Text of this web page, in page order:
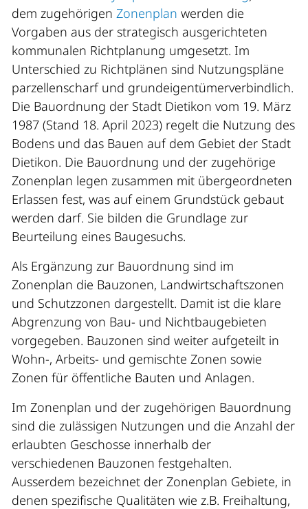
dem zugehörigen Zonenplan werden die
Vorgaben aus der strategisch ausgerichteten
kommunalen Richtplanung umgesetzt. Im
Unterschied zu Richtplänen sind Nutzungspläne
parzellenscharf und grundeigentümerverbindlich.
Die Bauordnung der Stadt Dietikon vom 19. März
1987 (Stand 18. April 2023) regelt die Nutzung des
Bodens und das Bauen auf dem Gebiet der Stadt
Dietikon. Die Bauordnung und der zugehörige
Zonenplan legen zusammen mit übergeordneten
Erlassen fest, was auf einem Grundstück gebaut
werden darf. Sie bilden die Grundlage zur
Beurteilung eines Baugesuchs.
Als Ergänzung zur Bauordnung sind im
Zonenplan die Bauzonen, Landwirtschaftszonen
und Schutzzonen dargestellt. Damit ist die klare
Abgrenzung von Bau- und Nichtbaugebieten
vorgegeben. Bauzonen sind weiter aufgeteilt in
Wohn-, Arbeits- und gemischte Zonen sowie
Zonen für öffentliche Bauten und Anlagen.
Im Zonenplan und der zugehörigen Bauordnung
sind die zulässigen Nutzungen und die Anzahl der
erlaubten Geschosse innerhalb der
verschiedenen Bauzonen festgehalten.
Ausserdem bezeichnet der Zonenplan Gebiete, in
denen spezifische Qualitäten wie z.B. Freihaltung,